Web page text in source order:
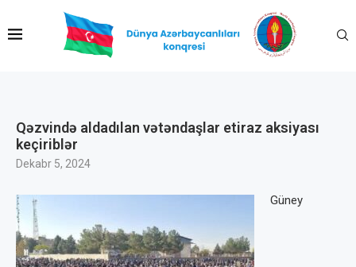
Qəzvində aldadılan vətəndaşlar etiraz aksiyası
keçiriblər
Dekabr 5, 2024
Güney